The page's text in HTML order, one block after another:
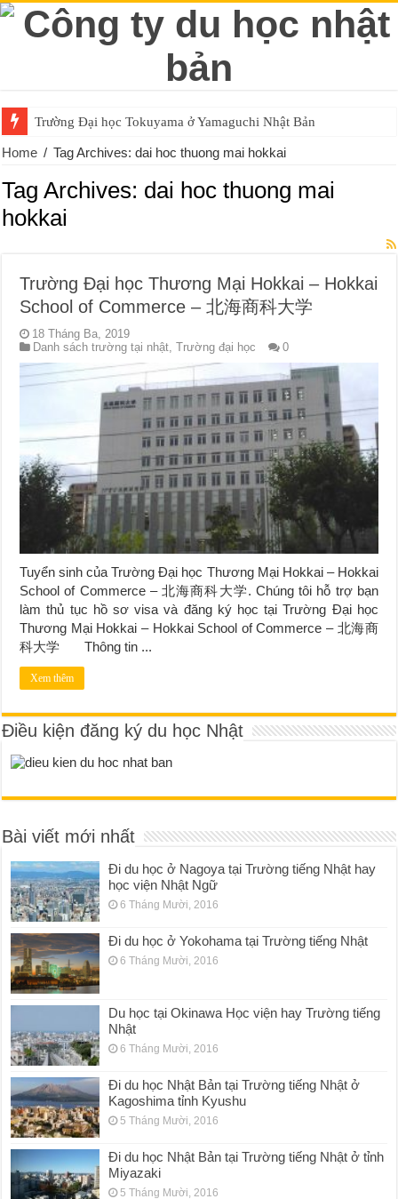
Trường Đại học Tokuyama ở Yamaguchi Nhật Bản
Home / Tag Archives: dai hoc thuong mai hokkai
Tag Archives: dai hoc thuong mai
hokkai
Trường Đại học Thương Mại Hokkai – Hokkai
School of Commerce – 北海商科大学
18 Tháng Ba, 2019
Danh sách trường tại nhật,Trường đại học 0
Tuyển sinh của Trường Đại học Thương Mại Hokkai – Hokkai
School of Commerce – 北海商科大学. Chúng tôi hỗ trợ bạn
làm thủ tục hồ sơ visa và đăng ký học tại Trường Đại học
Thương Mại Hokkai – Hokkai School of Commerce – 北海商
科大学 Thông tin ...
Xem thêm
Điều kiện đăng ký du học Nhật
Bài viết mới nhất
Đi du học ở Nagoya tại Trường tiếng Nhật hay
học viện Nhật Ngữ
6 Tháng Mười, 2016
Đi du học ở Yokohama tại Trường tiếng Nhật
6 Tháng Mười, 2016
Du học tại Okinawa Học viện hay Trường tiếng
Nhật
6 Tháng Mười, 2016
Đi du học Nhật Bản tại Trường tiếng Nhật ở
Kagoshima tỉnh Kyushu
5 Tháng Mười, 2016
Đi du học Nhật Bản tại Trường tiếng Nhật ở tỉnh
Miyazaki
5 Tháng Mười, 2016